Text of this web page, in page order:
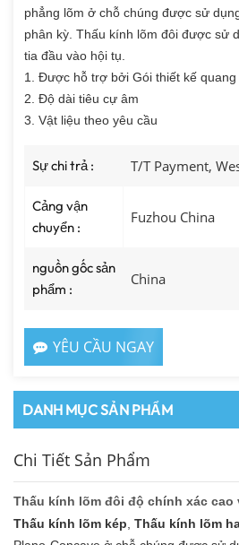
phẳng lõm ở chỗ chúng được sử
phân kỳ. Thấu kính lõm đôi được sử
tia đầu vào hội tụ.
1. Được hỗ trợ bởi Gói thiết kế quang
2. Độ dài tiêu cự âm
3. Vật liệu theo yêu cầu
Sự chi trả : T/T Payment,
Cảng vận
chuyển :
Fuzhou China
nguồn gốc sản
phẩm :
China
YÊU CẦU NGAY
DANH MỤC SẢN PHẨM
Chi Tiết Sản Phẩm
Thấu kính lõm đôi độ chính xác cao
Thấu kính lõm kép, Thấu kính lõm